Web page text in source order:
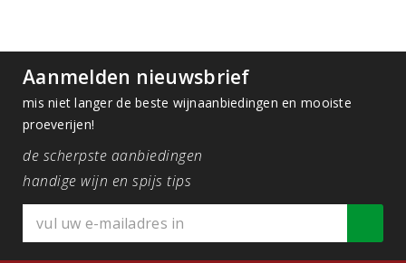
Aanmelden nieuwsbrief
mis niet langer de beste wijnaanbiedingen en mooiste
proeverijen!
de scherpste aanbiedingen
handige wijn en spijs tips